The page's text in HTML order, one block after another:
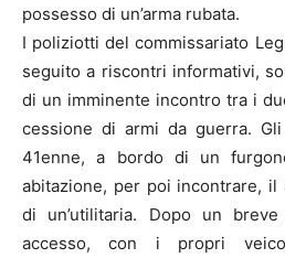
possesso di un’arma rubata.
I poliziotti del commissariato
seguito a riscontri informativi,
di un imminente incontro tra i
cessione di armi da guerra.
41enne, a bordo di un
abitazione, per poi incontrare,
di un’utilitaria. Dopo un
accesso, con i propri